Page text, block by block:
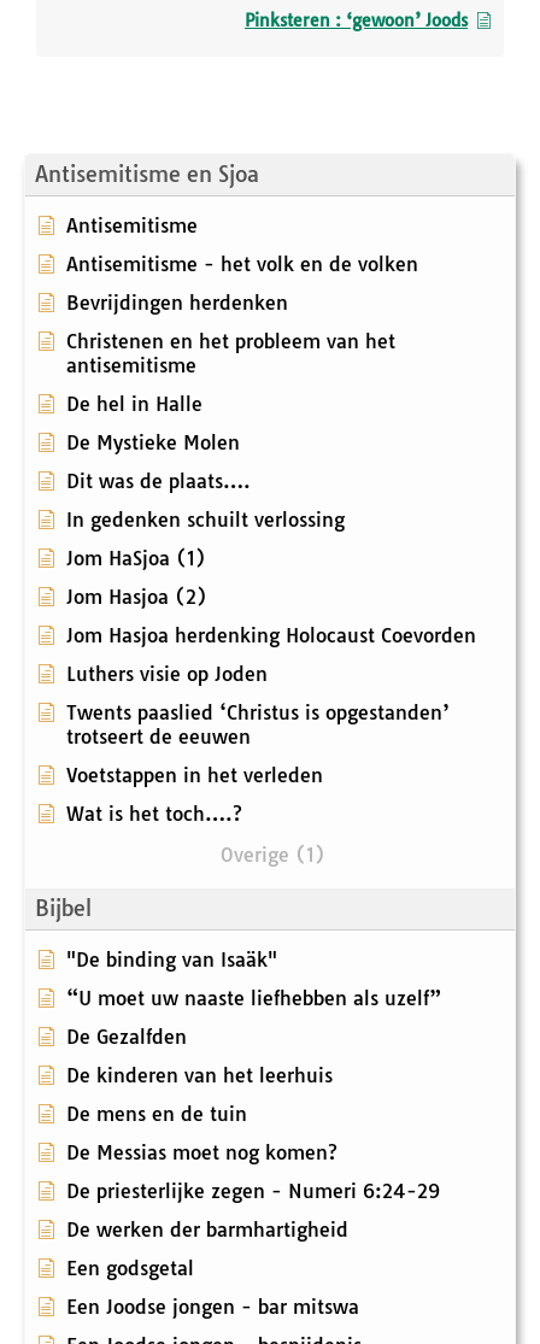
Antisemitisme en Sjoa
Antisemitisme
Antisemitisme - het volk en de volken
Bevrijdingen herdenken
Christenen en het probleem van het
antisemitisme
De hel in Halle
De Mystieke Molen
Dit was de plaats….
In gedenken schuilt verlossing
Jom HaSjoa (1)
Jom Hasjoa (2)
Jom Hasjoa herdenking Holocaust Coevorden
Luthers visie op Joden
Twents paaslied ‘Christus is opgestanden’
trotseert de eeuwen
Voetstappen in het verleden
Wat is het toch….?
Overige (1)
Bijbel
"De binding van Isaäk"
“U moet uw naaste liefhebben als uzelf”
De Gezalfden
De kinderen van het leerhuis
De mens en de tuin
De Messias moet nog komen?
De priesterlijke zegen - Numeri 6:24-29
De werken der barmhartigheid
Een godsgetal
Een Joodse jongen - bar mitswa
Pinksteren : ‘gewoon’ Joods